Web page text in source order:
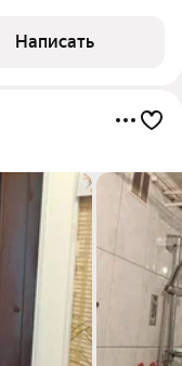
хлопот. Удачная
Написать